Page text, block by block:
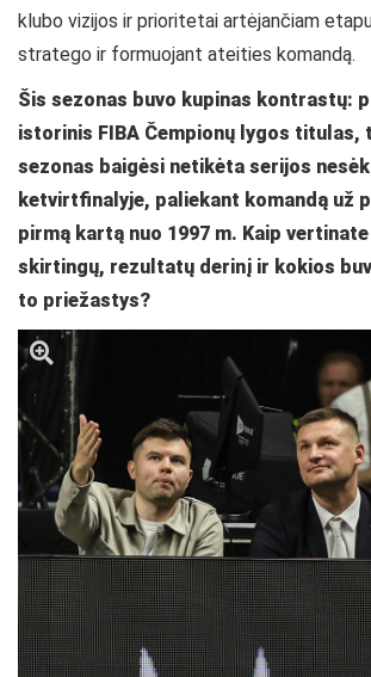
klubo vizijos ir prioritetai artėjančiam
stratego ir formuojant ateities komandą.
Šis sezonas buvo kupinas kontrastų:
istorinis FIBA Čempionų lygos titulas,
sezonas baigėsi netikėta serijos
ketvirtfinalyje, paliekant komandą už
pirmą kartą nuo 1997 m. Kaip
skirtingų, rezultatų derinį ir kokios
to priežastys?